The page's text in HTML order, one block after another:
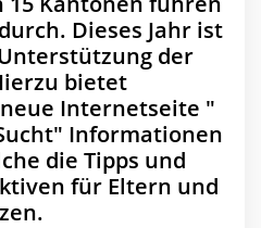
Dieses Jahr ist
der
bietet
Internetseite "
Informationen
die Tipps und
für Eltern und